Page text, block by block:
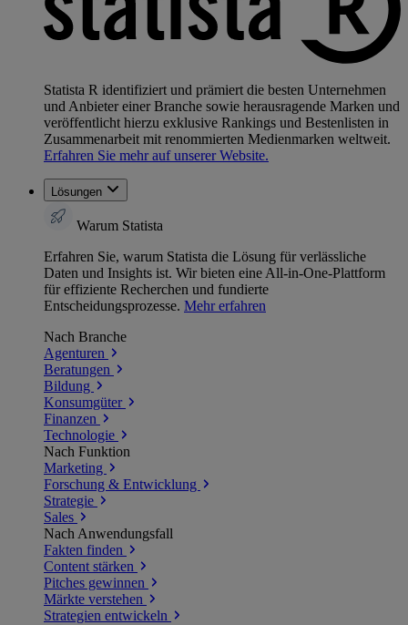
Statista R identifiziert und prämiert die besten Unternehmen
und Anbieter einer Branche sowie herausragende Marken und
veröffentlicht hierzu exklusive Rankings und Bestenlisten in
Zusammenarbeit mit renommierten Medienmarken weltweit.
Erfahren Sie mehr auf unserer Website.
Lösungen
Warum Statista
Erfahren Sie, warum Statista die Lösung für verlässliche
Daten und Insights ist. Wir bieten eine All-in-One-Plattform
für effiziente Recherchen und fundierte
Entscheidungsprozesse. Mehr erfahren
Nach Branche
Agenturen
Beratungen
Bildung
Konsumgüter
Finanzen
Technologie
Nach Funktion
Marketing
Forschung & Entwicklung
Strategie
Sales
Nach Anwendungsfall
Fakten finden
Content stärken
Pitches gewinnen
Märkte verstehen
Strategien entwickeln